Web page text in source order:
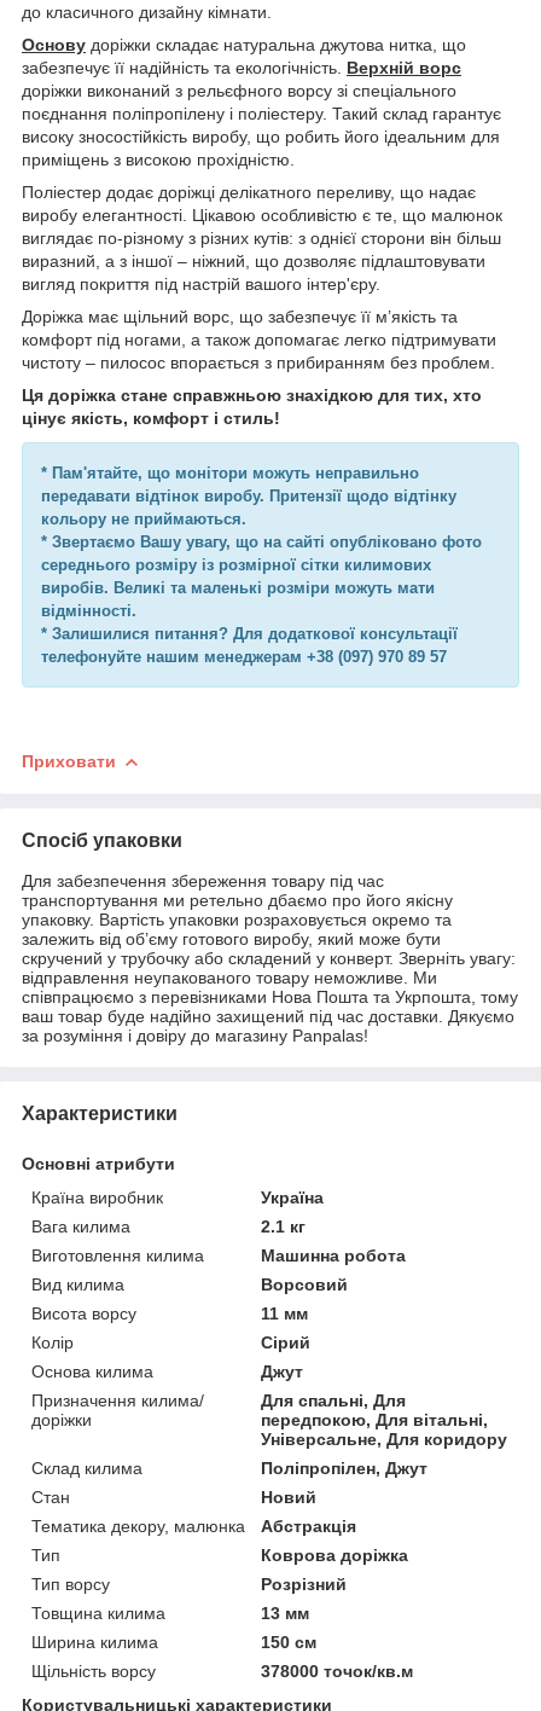
до класичного дизайну кімнати.
Основу доріжки складає натуральна джутова нитка, що
забезпечує її надійність та екологічність. Верхній ворс
доріжки виконаний з рельєфного ворсу зі спеціального
поєднання поліпропілену і поліестеру. Такий склад гарантує
високу зносостійкість виробу, що робить його ідеальним для
приміщень з високою прохідністю.
Поліестер додає доріжці делікатного переливу, що надає
виробу елегантності. Цікавою особливістю є те, що малюнок
виглядає по-різному з різних кутів: з однієї сторони він більш
виразний, а з іншої – ніжний, що дозволяє підлаштовувати
вигляд покриття під настрій вашого інтер'єру.
Доріжка має щільний ворс, що забезпечує її м’якість та
комфорт під ногами, а також допомагає легко підтримувати
чистоту – пилосос впорається з прибиранням без проблем.
Ця доріжка стане справжньою знахідкою для тих, хто
цінує якість, комфорт і стиль!
* Пам'ятайте, що монітори можуть неправильно
передавати відтінок виробу. Притензії щодо відтінку
кольору не приймаються.
* Звертаємо Вашу увагу, що на сайті опубліковано фото
середнього розміру із розмірної сітки килимових
виробів. Великі та маленькі розміри можуть мати
відмінності.
* Залишилися питання? Для додаткової консультації
телефонуйте нашим менеджерам +38 (097) 970 89 57
Приховати
Спосіб упаковки
Для забезпечення збереження товару під час
транспортування ми ретельно дбаємо про його якісну
упаковку. Вартість упаковки розраховується окремо та
залежить від об’єму готового виробу, який може бути
скручений у трубочку або складений у конверт. Зверніть увагу:
відправлення неупакованого товару неможливе. Ми
співпрацюємо з перевізниками Нова Пошта та Укрпошта, тому
ваш товар буде надійно захищений під час доставки. Дякуємо
за розуміння і довіру до магазину Panpalas!
Характеристики
Основні атрибути
Країна виробник
Україна
Вага килима
2.1 кг
Виготовлення килима
Машинна робота
Вид килима
Ворсовий
Висота ворсу
11 мм
Колір
Сірий
Основа килима
Джут
Призначення килима/
доріжки
Для спальні, Для
передпокою, Для вітальні,
Універсальне, Для коридору
Склад килима
Поліпропілен, Джут
Стан
Новий
Тематика декору, малюнка
Абстракція
Тип
Коврова доріжка
Тип ворсу
Розрізний
Товщина килима
13 мм
Ширина килима
150 см
Щільність ворсу
378000 точок/кв.м
Користувальницькі характеристики